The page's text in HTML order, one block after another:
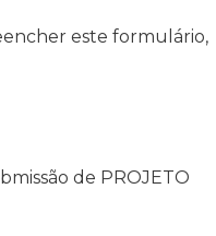
este formulário,
de PROJETO